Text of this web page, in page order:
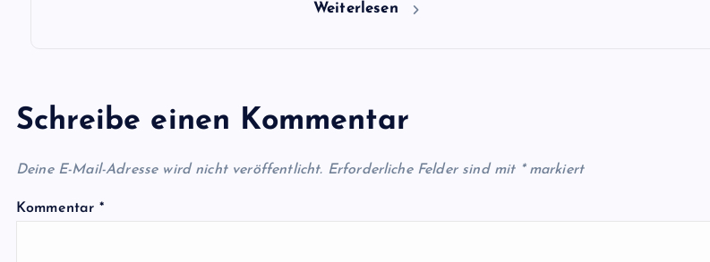
Weiterlesen
Schreibe einen Kommentar
Deine E-Mail-Adresse wird nicht veröffentlicht. Erforderliche Felder sind mit *markiert
Kommentar *